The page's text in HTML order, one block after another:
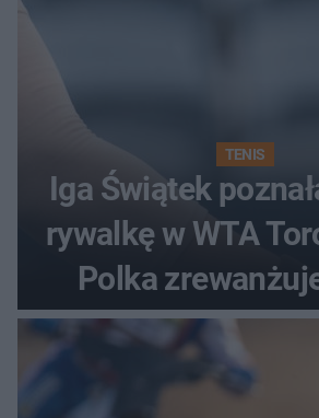
TENIS
Iga Świątek
rywalkę w WTA
Polka
ostatnią